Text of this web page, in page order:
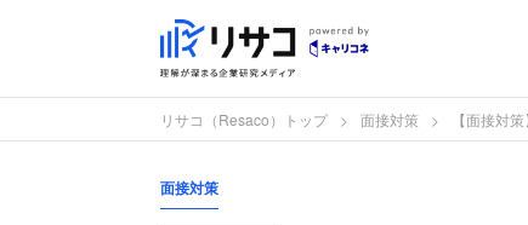
リサコ（Resaco）トップ 面接対策 【面接対
面接対策